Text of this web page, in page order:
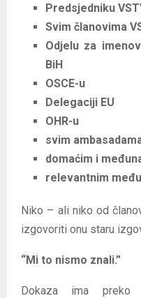
Predsjedniku
Svim članovima
Odjelu za
BiH
OSCE-u
Delegaciji EU
OHR-u
svim
domaćim i
relevantnim
Niko – ali niko od
izgovoriti onu staru
“Mi to nismo znali.”
Dokaza ima preko